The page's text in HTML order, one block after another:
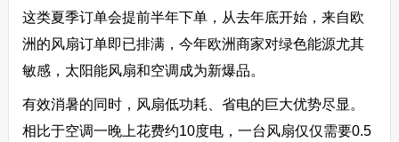
这类夏季订单会提前半年下单，从去年底开始，来自欧
洲的风扇订单即已排满，今年欧洲商家对绿色能源尤其
敏感，太阳能风扇和空调成为新爆品。
有效消暑的同时，风扇低功耗、省电的巨大优势尽显。
相比于空调一晚上花费约10度电，一台风扇仅仅需要0.5